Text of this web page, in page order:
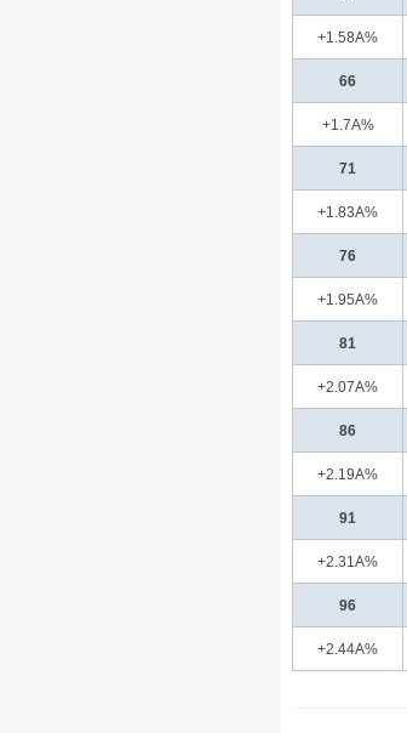
+1.58A%
66
+1.7A%
71
+1.83A%
76
+1.95A%
81
+2.07A%
86
+2.19A%
91
+2.31A%
96
+2.44A%